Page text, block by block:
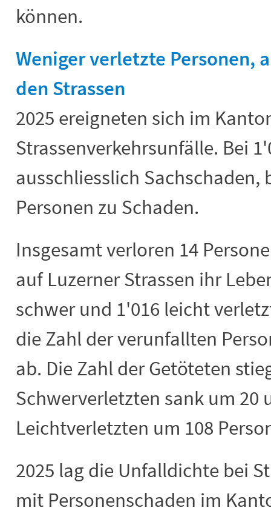
können.
Weniger verletzte Personen,
den Strassen
2025 ereigneten sich im
Strassenverkehrsunfälle. Bei
ausschliesslich Sachschaden,
Personen zu Schaden.
Insgesamt verloren 14
auf Luzerner Strassen ihr
schwer und 1'016 leicht
die Zahl der verunfallten
ab. Die Zahl der Getöteten
Schwerverletzten sank um 20
Leichtverletzten um 108
2025 lag die Unfalldichte bei
mit Personenschaden im